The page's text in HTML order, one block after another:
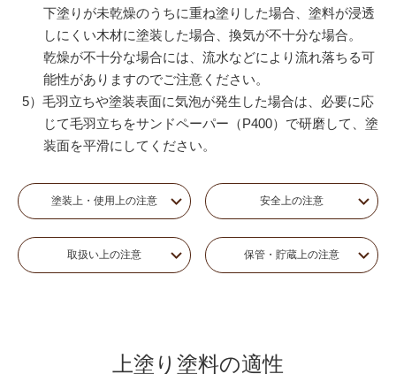
下塗りが未乾燥のうちに重ね塗りした場合、塗料が浸透
しにくい木材に塗装した場合、換気が不十分な場合。
乾燥が不十分な場合には、流水などにより流れ落ちる可
能性がありますのでご注意ください。
5）毛羽立ちや塗装表面に気泡が発生した場合は、必要に応
じて毛羽立ちをサンドペーパー（P400）で研磨して、塗
装面を平滑にしてください。
塗装上・使用上の注意 安全上の注意
取扱い上の注意 保管・貯蔵上の注意
上塗り塗料の適性